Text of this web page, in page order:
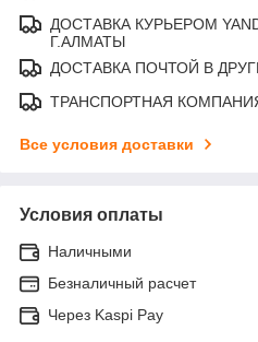
ДОСТАВКА КУРЬЕРОМ
Г.АЛМАТЫ
ДОСТАВКА ПОЧТОЙ В
ТРАНСПОРТНАЯ
Все условия доставки
Условия оплаты
Наличными
Безналичный расчет
Через Kaspi Pay